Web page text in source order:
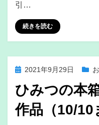
引…
続きを読む
投
日:
2021年9月29日
ひみつの本
作品（10/10